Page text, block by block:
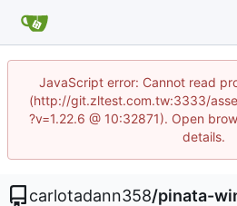
JavaScript error: Cannot read
(http://git.zltest.com.tw:3333/
?v=1.22.6 @ 10:32871). Open
details.
carlotadann358/pinata-